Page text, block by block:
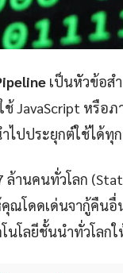
เป็นหัวข้อส
JavaScript หรือภ
ำไปประยุกต์ใช้ได้ทุ
นคนทั่วโลก
คุณโดดเด่นจากู้คืน
นโลยีชั้นนำทั่วโลก